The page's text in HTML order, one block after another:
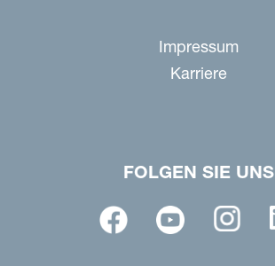
Impressum
Karriere
FOLGEN SIE UNS